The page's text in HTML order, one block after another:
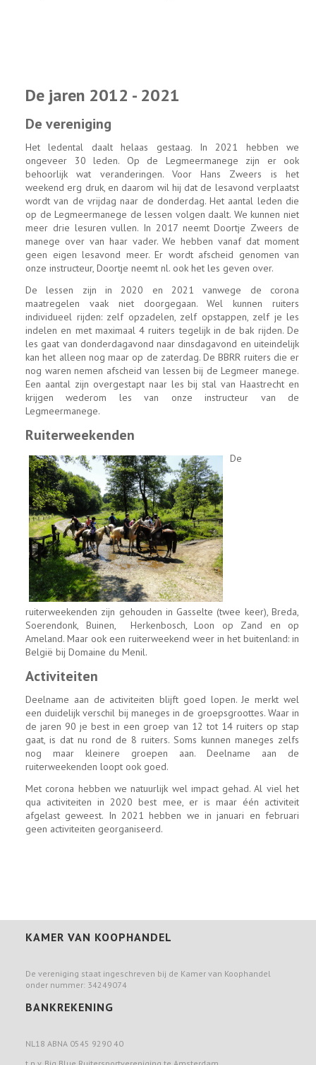
De jaren 2012 - 2021
De vereniging
Het ledental daalt helaas gestaag. In 2021 hebben we
ongeveer 30 leden. Op de Legmeermanege zijn er ook
behoorlijk wat veranderingen. Voor Hans Zweers is het
weekend erg druk, en daarom wil hij dat de lesavond verplaatst
wordt van de vrijdag naar de donderdag. Het aantal leden die
op de Legmeermanege de lessen volgen daalt. We kunnen niet
meer drie lesuren vullen. In 2017 neemt Doortje Zweers de
manege over van haar vader. We hebben vanaf dat moment
geen eigen lesavond meer. Er wordt afscheid genomen van
onze instructeur, Doortje neemt nl. ook het les geven over.
De lessen zijn in 2020 en 2021 vanwege de corona
maatregelen vaak niet doorgegaan. Wel kunnen ruiters
individueel rijden: zelf opzadelen, zelf opstappen, zelf je les
indelen en met maximaal 4 ruiters tegelijk in de bak rijden. De
les gaat van donderdagavond naar dinsdagavond en uiteindelijk
kan het alleen nog maar op de zaterdag. De BBRR ruiters die er
nog waren nemen afscheid van lessen bij de Legmeer manege.
Een aantal zijn overgestapt naar les bij stal van Haastrecht en
krijgen wederom les van onze instructeur van de
Legmeermanege.
Ruiterweekenden
De
ruiterweekenden zijn gehouden in Gasselte (twee keer), Breda,
Soerendonk, Buinen, Herkenbosch, Loon op Zand en op
Ameland. Maar ook een ruiterweekend weer in het buitenland: in
België bij Domaine du Menil.
Activiteiten
Deelname aan de activiteiten blijft goed lopen. Je merkt wel
een duidelijk verschil bij maneges in de groepsgroottes. Waar in
de jaren 90 je best in een groep van 12 tot 14 ruiters op stap
gaat, is dat nu rond de 8 ruiters. Soms kunnen maneges zelfs
nog maar kleinere groepen aan. Deelname aan de
ruiterweekenden loopt ook goed.
Met corona hebben we natuurlijk wel impact gehad. Al viel het
qua activiteiten in 2020 best mee, er is maar één activiteit
afgelast geweest. In 2021 hebben we in januari en februari
geen activiteiten georganiseerd.
KAMER VAN KOOPHANDEL
De vereniging staat ingeschreven bij de Kamer van Koophandel
onder nummer: 34249074
BANKREKENING
NL18 ABNA 0545 9290 40